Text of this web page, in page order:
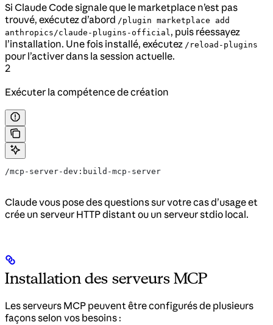
Si Claude Code signale que le marketplace n’est pas
trouvé, exécutez d’abord /plugin marketplace add
anthropics/claude-plugins-official , puis réessayez
l’installation. Une fois installé, exécutez /reload-plugins
pour l’activer dans la session actuelle.
2
Exécuter la compétence de création
/mcp-server-dev:build-mcp-server
Claude vous pose des questions sur votre cas d’usage et
crée un serveur HTTP distant ou un serveur stdio local.
Installation des serveurs MCP
Les serveurs MCP peuvent être configurés de plusieurs
façons selon vos besoins :